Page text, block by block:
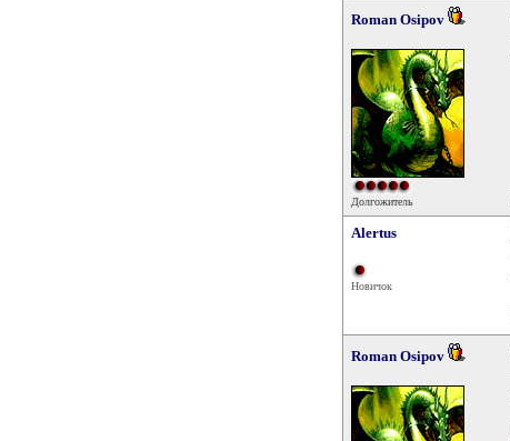
Roman Osipov
Долгожитель
Alertus
Новичок
Roman Osipov